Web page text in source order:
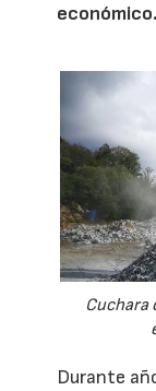
económico.
Cuchara
Durante